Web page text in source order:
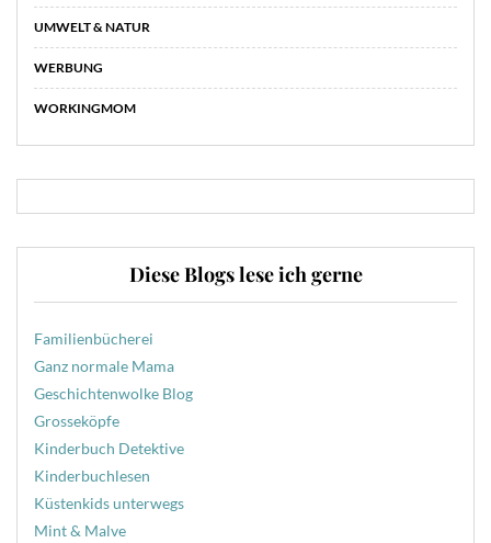
UMWELT & NATUR
WERBUNG
WORKINGMOM
Diese Blogs lese ich gerne
Familienbücherei
Ganz normale Mama
Geschichtenwolke Blog
Grosseköpfe
Kinderbuch Detektive
Kinderbuchlesen
Küstenkids unterwegs
Mint & Malve